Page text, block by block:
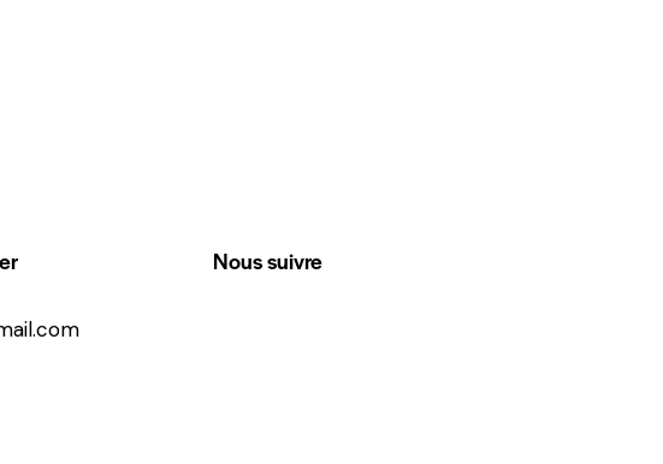
Nous suivre